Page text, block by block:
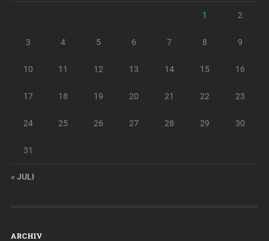
1 2
3 4 5 6 7 8 9
10 11 12 13 14 15 16
17 18 19 20 21 22 23
24 25 26 27 28 29 30
31
« JULI
ARCHIV